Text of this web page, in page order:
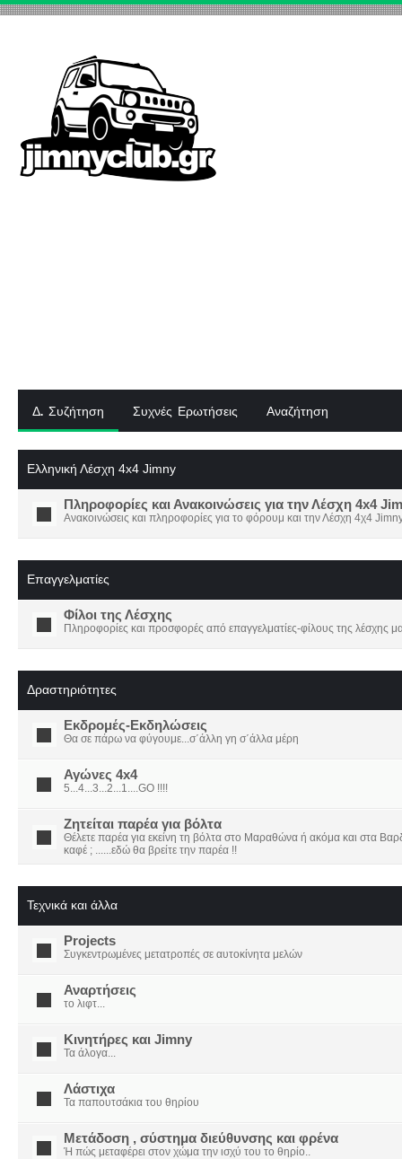
Δ. Συζήτηση Συχνές Ερωτήσεις Αναζήτηση
Ελληνική Λέσχη 4x4 Jimny
Πληροφορίες και Ανακοινώσεις για την Λέσχη 4x4
Ανακοινώσεις και πληροφορίες για το φόρουμ και την Λέσχη 4χ4
Επαγγελματίες
Φίλοι της Λέσχης
Πληροφορίες και προσφορές από επαγγελματίες-φίλους της λέσχης
Δραστηριότητες
Εκδρομές-Εκδηλώσεις
Θα σε πάρω να φύγουμε...σ΄άλλη γη σ΄άλλα μέρη
Αγώνες 4x4
5...4...3...2...1....GO !!!!
Ζητείται παρέα για βόλτα
Θέλετε παρέα για εκείνη τη βόλτα στο Μαραθώνα ή ακόμα και στα
καφέ ; ......εδώ θα βρείτε την παρέα !!
Τεχνικά και άλλα
Projects
Συγκεντρωμένες μετατροπές σε αυτοκίνητα μελών
Αναρτήσεις
το λιφτ...
Κινητήρες και Jimny
Τα άλογα...
Λάστιχα
Τα παπουτσάκια του θηρίου
Μετάδοση , σύστημα διεύθυνσης και φρένα
Ή πώς μεταφέρει στον χώμα την ισχύ του το θηρίο..